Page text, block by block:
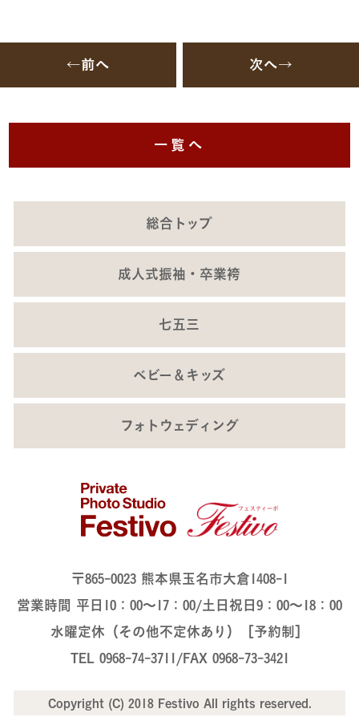
←前へ 次へ→
一覧へ
総合トップ
成人式振袖・卒業袴
七五三
ベビー＆キッズ
フォトウェディング
〒865-0023 熊本県玉名市大倉1408-1
営業時間 平日10：00～17：00/土日祝日9：00～18：00
水曜定休（その他不定休あり）［予約制］
TEL 0968-74-3711/FAX 0968-73-3421
Copyright (C) 2018 Festivo All rights reserved.